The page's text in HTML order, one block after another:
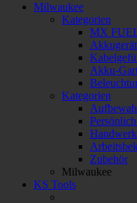
Milwaukee
Kategorien
MX
Akku-
Kategorien
Zubehör
Milwaukee
KS Tools